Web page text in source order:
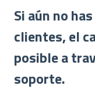
Si aún no
clientes, el
posible a
soporte.